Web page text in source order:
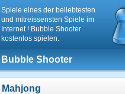
Spiele eines der beliebtesten
und mitreissensten Spiele im
Internet ! Bubble Shooter
kostenlos spielen.
Bubble Shooter
Mahjong